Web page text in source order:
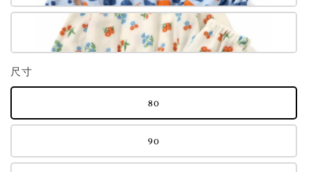
尺寸
80
90